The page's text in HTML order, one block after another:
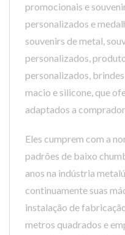
promocionais e
personalizados e
souvenirs de metal,
personalizados,
personalizados,
macio e silicone, que
adaptados a
Eles cumprem com a
padrões de baixo
anos na indústria
continuamente suas
instalação de
metros quadrados e